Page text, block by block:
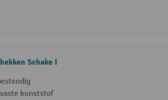
Schake I
kunststof